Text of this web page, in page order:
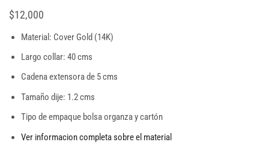
$12,000
Material: Cover Gold (14K)
Largo collar: 40 cms
Cadena extensora de 5 cms
Tamaño dije: 1.2 cms
Tipo de empaque bolsa organza y cartón
Ver informacion completa sobre el material